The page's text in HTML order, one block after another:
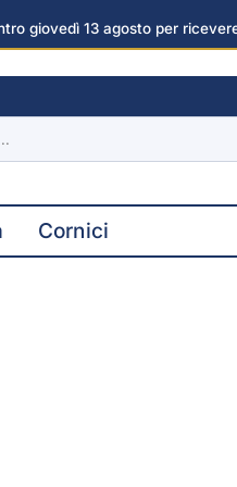
giovedì 13 agosto per
Cornici